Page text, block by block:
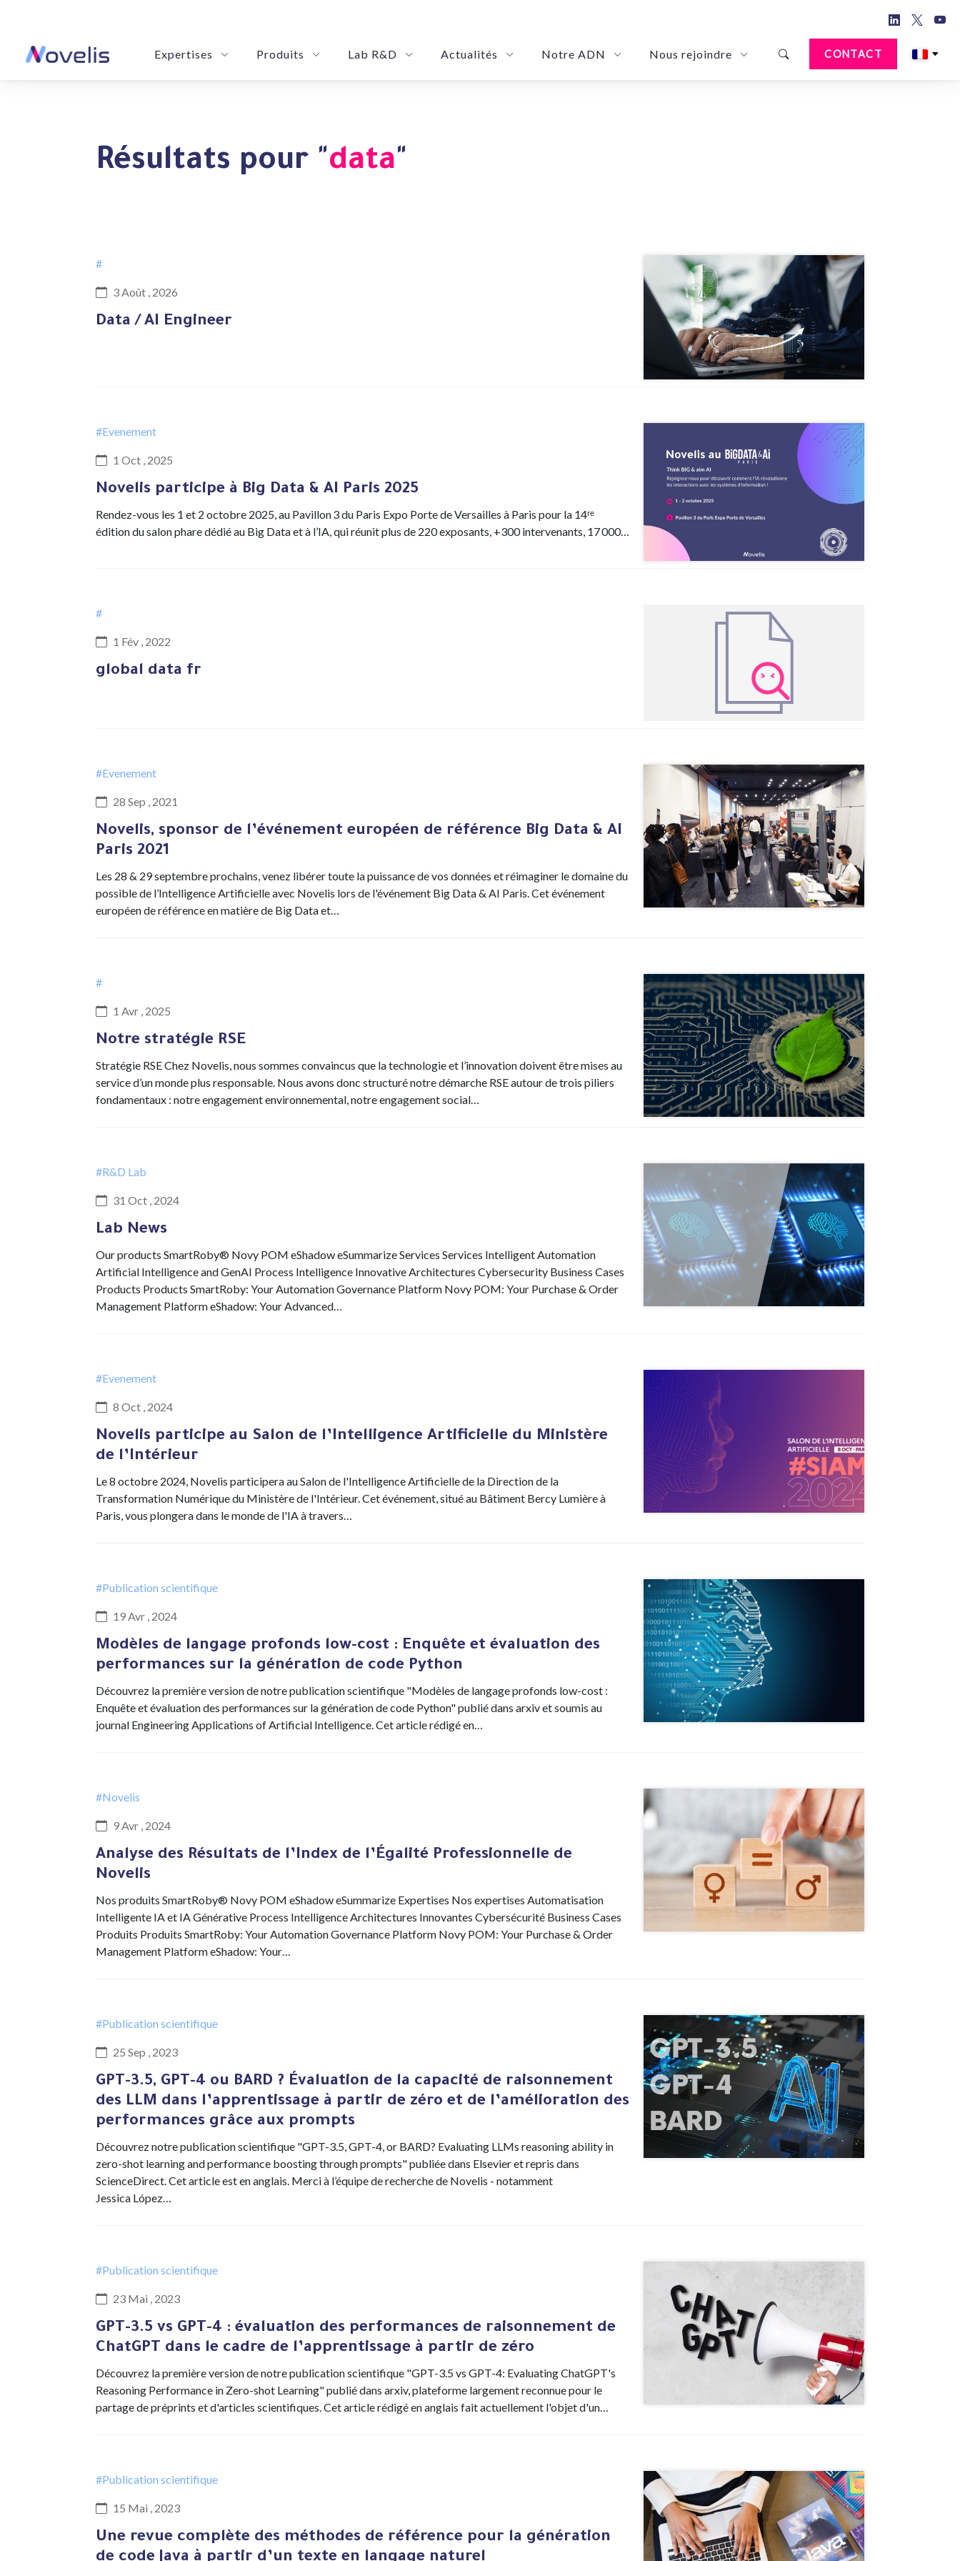
Expertises Produits Lab R&D Actualités Notre ADN Nous rejoindre CONTACT
Résultats pour "data"
#
3 Août , 2026
Data / AI Engineer
#Evenement
1 Oct , 2025
Novelis participe à Big Data & AI Paris 2025
Rendez-vous les 1 et 2 octobre 2025, au Pavillon 3 du Paris Expo Porte de Versailles à Paris pour la 14ʳᵉ
édition du salon phare dédié au Big Data et à l’IA, qui réunit plus de 220 exposants, +300 intervenants, 17 000…
#
1 Fév , 2022
global data fr
#Evenement
28 Sep , 2021
Novelis, sponsor de l’événement européen de référence Big Data & AI
Paris 2021
Les 28 & 29 septembre prochains, venez libérer toute la puissance de vos données et réimaginer le domaine du
possible de l’Intelligence Artificielle avec Novelis lors de l'événement Big Data & AI Paris. Cet événement
européen de référence en matière de Big Data et…
#
1 Avr , 2025
Notre stratégie RSE
Stratégie RSE Chez Novelis, nous sommes convaincus que la technologie et l’innovation doivent être mises au
service d’un monde plus responsable. Nous avons donc structuré notre démarche RSE autour de trois piliers
fondamentaux : notre engagement environnemental, notre engagement social…
#R&D Lab
31 Oct , 2024
Lab News
Our products SmartRoby® Novy POM eShadow eSummarize Services Services Intelligent Automation
Artificial Intelligence and GenAI Process Intelligence Innovative Architectures Cybersecurity Business Cases
Products Products SmartRoby: Your Automation Governance Platform Novy POM: Your Purchase & Order
Management Platform eShadow: Your Advanced…
#Evenement
8 Oct , 2024
Novelis participe au Salon de l’Intelligence Artificielle du Ministère
de l’Intérieur
Le 8 octobre 2024, Novelis participera au Salon de l'Intelligence Artificielle de la Direction de la
Transformation Numérique du Ministère de l'Intérieur. Cet événement, situé au Bâtiment Bercy Lumière à
Paris, vous plongera dans le monde de l'IA à travers…
#Publication scientifique
19 Avr , 2024
Modèles de langage profonds low-cost : Enquête et évaluation des
performances sur la génération de code Python
Découvrez la première version de notre publication scientifique "Modèles de langage profonds low-cost :
Enquête et évaluation des performances sur la génération de code Python" publié dans arxiv et soumis au
journal Engineering Applications of Artificial Intelligence. Cet article rédigé en…
#Novelis
9 Avr , 2024
Analyse des Résultats de l’Index de l’Égalité Professionnelle de
Novelis
Nos produits SmartRoby® Novy POM eShadow eSummarize Expertises Nos expertises Automatisation
Intelligente IA et IA Générative Process Intelligence Architectures Innovantes Cybersécurité Business Cases
Produits Produits SmartRoby: Your Automation Governance Platform Novy POM: Your Purchase & Order
Management Platform eShadow: Your…
#Publication scientifique
25 Sep , 2023
GPT-3.5, GPT-4 ou BARD ? Évaluation de la capacité de raisonnement
des LLM dans l’apprentissage à partir de zéro et de l’amélioration des
performances grâce aux prompts
Découvrez notre publication scientifique "GPT-3.5, GPT-4, or BARD? Evaluating LLMs reasoning ability in
zero-shot learning and performance boosting through prompts" publiée dans Elsevier et repris dans
ScienceDirect. Cet article est en anglais. Merci à l’équipe de recherche de Novelis - notamment
Jessica López…
#Publication scientifique
23 Mai , 2023
GPT-3.5 vs GPT-4 : évaluation des performances de raisonnement de
ChatGPT dans le cadre de l’apprentissage à partir de zéro
Découvrez la première version de notre publication scientifique "GPT-3.5 vs GPT-4: Evaluating ChatGPT's
Reasoning Performance in Zero-shot Learning" publié dans arxiv, plateforme largement reconnue pour le
partage de préprints et d'articles scientifiques. Cet article rédigé en anglais fait actuellement l'objet d'un…
#Publication scientifique
15 Mai , 2023
Une revue complète des méthodes de référence pour la génération